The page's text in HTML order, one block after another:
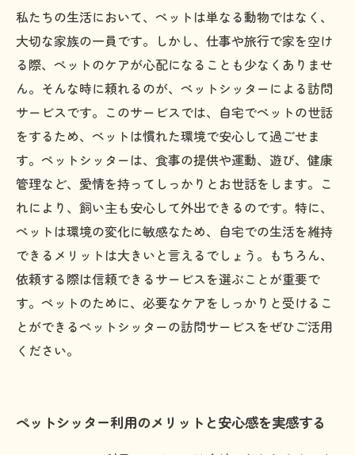
私たちの生活において、ペットは単なる動物ではなく、
大切な家族の一員です。しかし、仕事や旅行で家を空け
る際、ペットのケアが心配になることも少なくありませ
ん。そんな時に頼れるのが、ペットシッターによる訪問
サービスです。このサービスでは、自宅でペットの世話
をするため、ペットは慣れた環境で安心して過ごせま
す。ペットシッターは、食事の提供や運動、遊び、健康
管理など、愛情を持ってしっかりとお世話をします。こ
れにより、飼い主も安心して外出できるのです。特に、
ペットは環境の変化に敏感なため、自宅での生活を維持
できるメリットは大きいと言えるでしょう。もちろん、
依頼する際は信頼できるサービスを選ぶことが重要で
す。ペットのために、必要なケアをしっかりと受けるこ
とができるペットシッターの訪問サービスをぜひご活用
ください。
ペットシッター利用のメリットと安心感を実感する